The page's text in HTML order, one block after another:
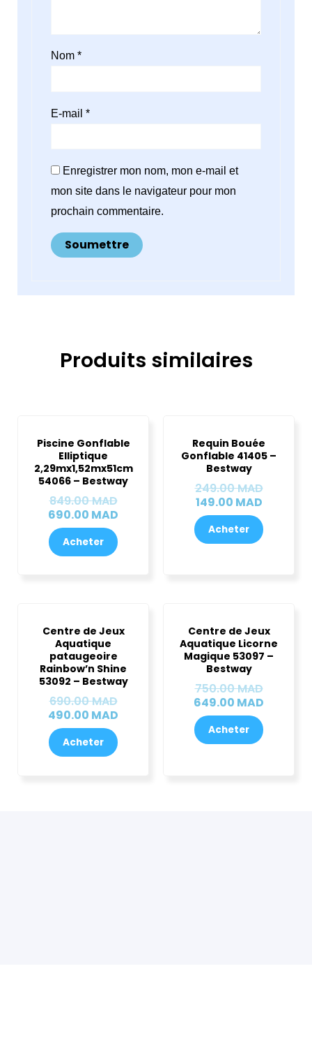
Nom *
E-mail *
Enregistrer mon nom, mon e-mail et
mon site dans le navigateur pour mon
prochain commentaire.
Produits similaires
Piscine Gonflable
Elliptique
2,29mx1,52mx51cm
54066 – Bestway
849.00MAD
prix
initial
était :
849.00 MAD.
690.00 MAD
prix
actuel
est :
690.00 MAD.
Acheter
Requin Bouée
Gonflable 41405 –
Bestway
249.00MAD
initial
était :
149.00 MAD
actuel
est :
Acheter
Centre de Jeux
Aquatique
pataugeoire
Rainbow’n Shine
53092 – Bestway
690.00MAD
initial
était :
690.00 MAD.
490.00 MAD
actuel
490.00 MAD.
Acheter
Centre de Jeux
Aquatique Licorne
Magique 53097 –
Bestway
750.00MAD
initial
était :
649.00 MAD
actuel
est :
Acheter